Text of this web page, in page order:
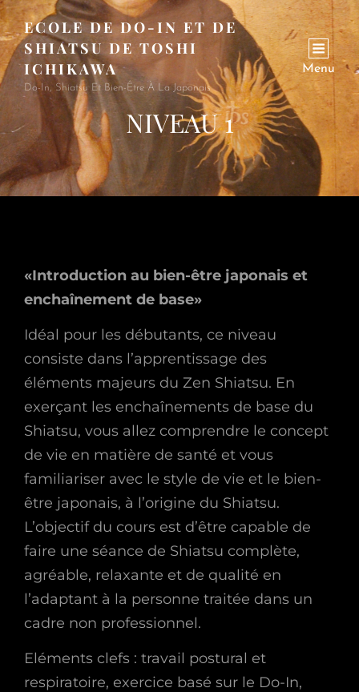
ECOLE DE DO-IN ET DE
SHIATSU DE TOSHI
ICHIKAWA
Do-In, Shiatsu Et Bien-Être À La Japonais
Menu
NIVEAU 1
«Introduction au bien-être japonais et
enchaînement de base»
Idéal pour les débutants, ce niveau
consiste dans l’apprentissage des
éléments majeurs du Zen Shiatsu. En
exerçant les enchaînements de base du
Shiatsu, vous allez comprendre le concept
de vie en matière de santé et vous
familiariser avec le style de vie et le bien-
être japonais, à l’origine du Shiatsu.
L’objectif du cours est d’être capable de
faire une séance de Shiatsu complète,
agréable, relaxante et de qualité en
l’adaptant à la personne traitée dans un
cadre non professionnel.
Eléments clefs : travail postural et
respiratoire, exercice basé sur le Do-In,